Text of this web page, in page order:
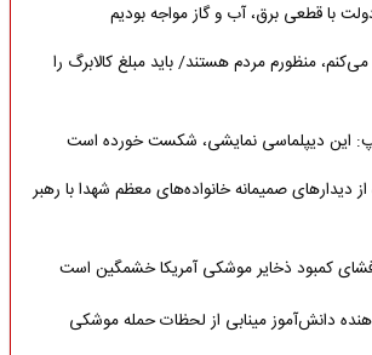
با قطعی برق، آب و گاز مواجه بودیم
منظورم مردم هستند/ باید مبلغ کالابرگ را
این دیپلماسی نمایشی، شکست خورده است
دیدارهای صمیمانه خانواده‌های معظم شهدا با رهبر
کمبود ذخایر موشکی آمریکا خشمگین است
دانش‌آموز مینابی از لحظات حمله موشکی